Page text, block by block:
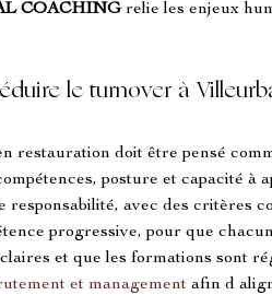
COACHING relie les enjeux
le turnover à
restauration doit être pensé
posture et capacité
responsabilité, avec des critères
progressive, pour que
et que les formations sont
et management afin d